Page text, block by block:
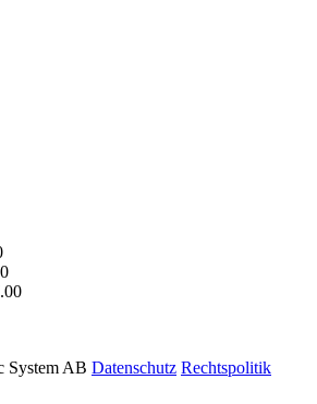
System AB Datenschutz Rechtspolitik